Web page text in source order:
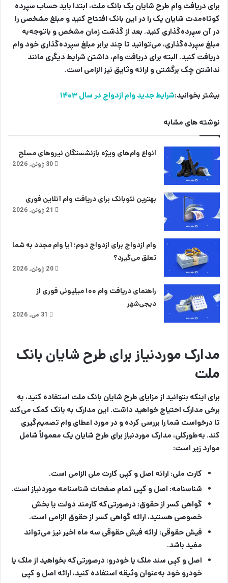
برای دریافت وام طرح شایان یک بانک ملت، ابتدا باید حساب سپرده
کوتاه‌مدت شایان یک را در این بانک افتتاح کنید و مبلغ مشخصی را
در آن سپرده‌گذاری کنید. بعد از گذشت زمان مشخص و باتوجه‌به
مبلغ سپرده‌گذاری، می‌توانید تا چند برابر مبلغ سپرده‌گذاری خود وام
دریافت کنید. البته برای دریافت وام، داشتن شرایط دیگری مانند
نداشتن چک برگشتی و ارائه وثایق نیز الزامی است.
بیشتر بخوانید:شرایط جدید وام ازدواج در سال ۱۴۰۳
نوشته های مشابه
انواع وام‌های ویژه بازنشستگان نیروهای مسلح
30 ژوئن, 2026
بهترین نئوبانک برای دریافت وام آنلاین فوری
21 ژوئن, 2026
وام ازدواج برای ازدواج دوم؛ آیا وام مجدد به شما
تعلق می‌گیرد؟
20 ژوئن, 2026
راهنمای دریافت وام ۱۰۰ میلیونی فوری از
دیجی‌شهر
31 می, 2026
مدارک موردنیاز برای طرح شایان بانک
ملت
برای اینکه بتوانید از مزایای طرح شایان بانک ملت استفاده کنید، به
برخی مدارک احتیاج خواهید داشت. این مدارک به بانک کمک می‌کند
تا درخواست شما را بررسی کرده و در مورد اعطای وام تصمیم‌گیری
کند. به‌طورکلی، مدارک موردنیاز برای طرح شایان یک معمولاً شامل
موارد زیر است:
کارت ملی: ارائه اصل و کپی کارت ملی الزامی است.
شناسنامه: اصل و کپی تمام صفحات شناسنامه موردنیاز است.
گواهی کسر از حقوق: درصورتی‌که کارمند دولت یا بخش
خصوصی هستید، ارائه گواهی کسر از حقوق الزامی است.
فیش حقوقی: ارائه فیش حقوقی سه ماه اخیر نیز می‌تواند
مفید باشد.
اصل و کپی سند ملک یا خودرو: درصورتی‌که بخواهید از ملک یا
خودرو خود به‌عنوان وثیقه استفاده کنید، ارائه اصل و کپی